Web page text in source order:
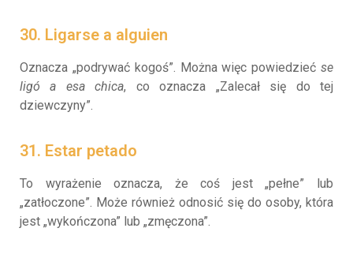
30. Ligarse a alguien
Oznacza „podrywać kogoś”. Można więc powiedzieć se
ligó a esa chica, co oznacza „Zalecał się do tej
dziewczyny”.
31. Estar petado
To wyrażenie oznacza, że coś jest „pełne” lub
„zatłoczone”. Może również odnosić się do osoby, która
jest „wykończona” lub „zmęczona”.